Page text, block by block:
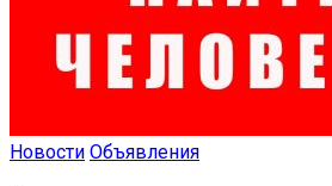
Новости Объявления